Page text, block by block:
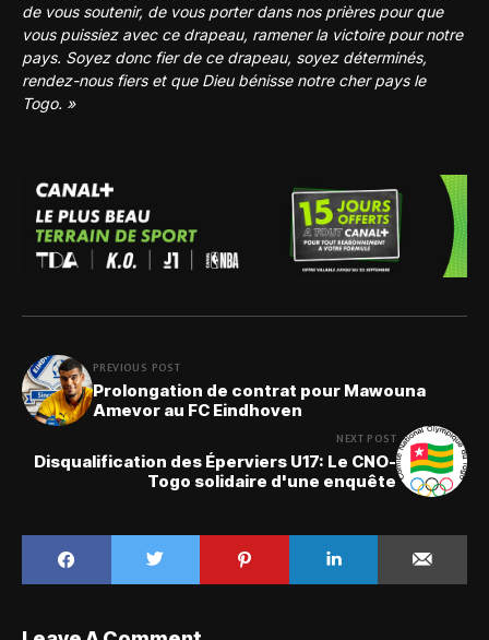
de vous soutenir, de vous porter dans nos prières pour que
vous puissiez avec ce drapeau, ramener la victoire pour notre
pays. Soyez donc fier de ce drapeau, soyez déterminés,
rendez-nous fiers et que Dieu bénisse notre cher pays le
Togo. »
PREVIOUS POST
Prolongation de contrat pour Mawouna
Amevor au FC Eindhoven
NEXT POST
Disqualification des Éperviers U17: Le CNO-
Togo solidaire d'une enquête